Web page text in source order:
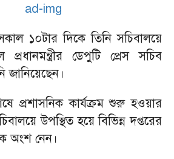
১০টার দিকে তিনি সচিবালয়ে
ডেপুটি প্রেস সচিব
জানিয়েছেন।
প্রশাসনিক কার্যক্রম শুরু হওয়ার
উপস্থিত হয়ে বিভিন্ন দপ্তরের
অংশ নেন।